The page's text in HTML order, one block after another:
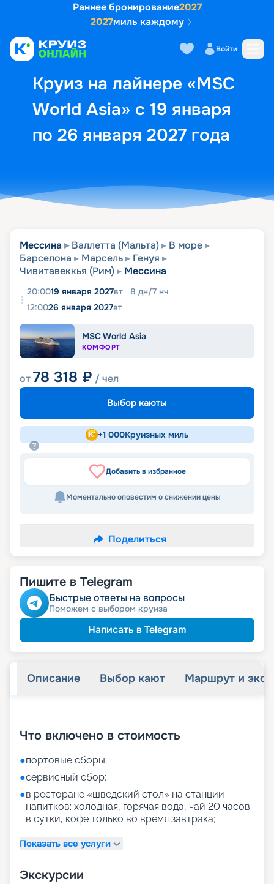
Раннее бронирование2027
2027миль каждому
Войти
Круиз на лайнере «MSC
World Asia» с 19 января
по 26 января 2027 года
Выбор кают Маршрут и
Мессина Валлетта (Мальта)
В море
Барселона
Марсель
Генуя
Чивитавеккья (Рим)
Мессина
20:0019 января 2027вт 8 дн/7 нч
12:0026 января 2027вт
MSC World Asia
КОМФОРТ
от78 318 ₽ / чел
Выбор каюты
+1 000Круизных миль
Добавить в избранное
Моментально оповестим о снижении цены
Поделиться
Пишите в Telegram
Быстрые ответы на вопросы
Поможем с выбором круиза
Написать в Telegram
Описание Выбор кают Маршрут и
Что включено в стоимость
●портовые сборы;
●сервисный сбор;
●в ресторане «шведский стол» на станции
напитков: холодная, горячая вода, чай 20 часов
в сутки, кофе только во время завтрака;
Показать все услуги
Экскурсии